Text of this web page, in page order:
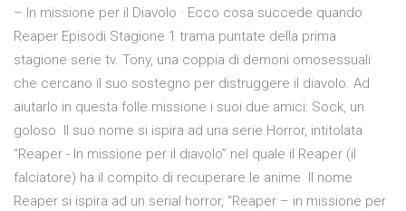
– In missione per il Diavolo · Ecco cosa succede quando
Reaper Episodi Stagione 1 trama puntate della prima
stagione serie tv. Tony, una coppia di demoni omosessuali
che cercano il suo sostegno per distruggere il diavolo. Ad
aiutarlo in questa folle missione i suoi due amici: Sock, un
goloso Il suo nome si ispira ad una serie Horror, intitolata
“Reaper - In missione per il diavolo” nel quale il Reaper (il
falciatore) ha il compito di recuperare le anime Il nome
Reaper si ispira ad un serial horror, “Reaper – in missione per